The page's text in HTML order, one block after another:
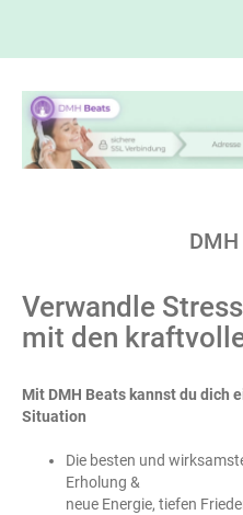
Verwandle
mit den
Mit DMH Beats kannst du dich
Situation
Die besten und
Erholung &
neue Energie, tiefen